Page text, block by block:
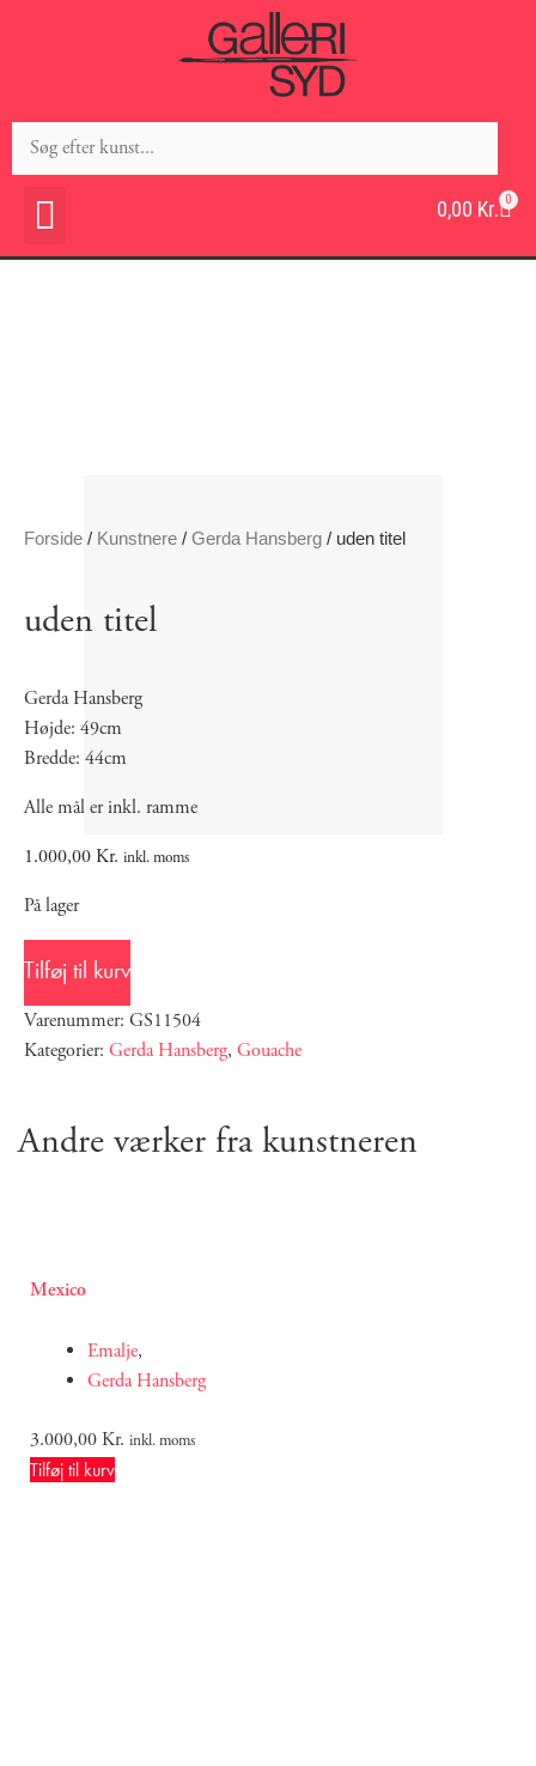
0,00 Kr. 0
Forside / Kunstnere / Gerda Hansberg / uden titel
uden titel
Gerda Hansberg
Højde: 49cm
Bredde: 44cm
Alle mål er inkl. ramme
1.000,00Kr. inkl. moms
På lager
Tilføj til kurv
Varenummer: GS11504
Kategorier: Gerda Hansberg, Gouache
Andre værker fra kunstneren
Mexico
Emalje,
Gerda Hansberg
3.000,00Kr. inkl. moms
Tilføj til kurv